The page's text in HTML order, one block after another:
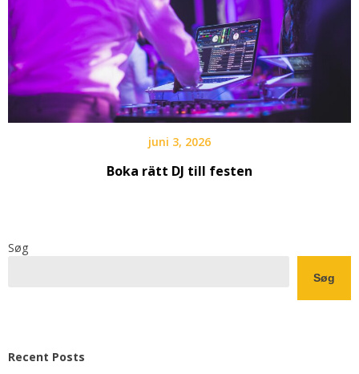
juni 3, 2026
Boka rätt DJ till festen
Søg
Søg
Recent Posts